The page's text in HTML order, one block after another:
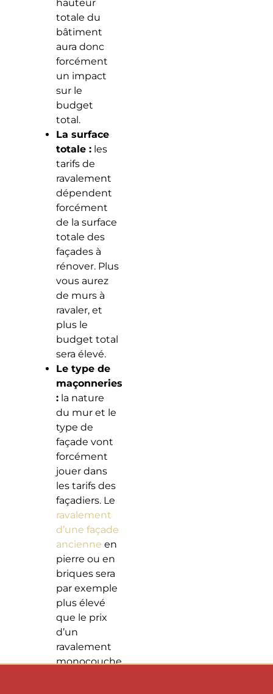
hauteur
totale du
bâtiment
aura donc
forcément
un impact
sur le
budget
total.
La surface
totale :les
tarifs de
ravalement
dépendent
forcément
de la surface
totale des
façades à
rénover. Plus
vous aurez
de murs à
ravaler, et
plus le
budget total
sera élevé.
Le type de
maçonneries
:la nature
du mur et le
type de
façade vont
forcément
jouer dans
les tarifs des
façadiers. Le
ravalement
d’une façade
ancienne en
pierre ou en
briques sera
par exemple
plus élevé
que le prix
d’un
ravalement
monocouche